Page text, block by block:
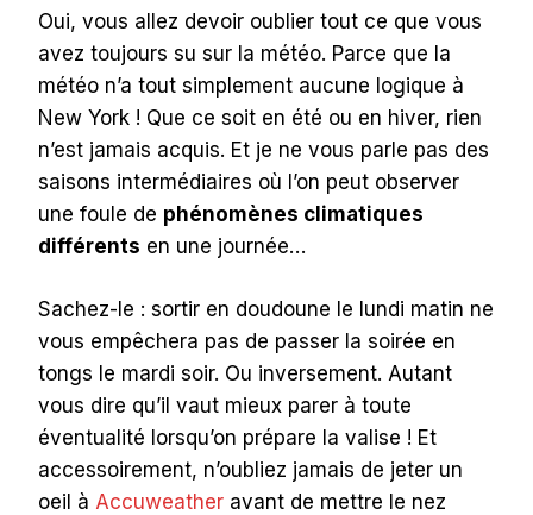
Oui, vous allez devoir oublier tout ce que vous
avez toujours su sur la météo. Parce que la
météo n’a tout simplement aucune logique à
New York ! Que ce soit en été ou en hiver, rien
n’est jamais acquis. Et je ne vous parle pas des
saisons intermédiaires où l’on peut observer
une foule de phénomènes climatiques
différents en une journée…
Sachez-le : sortir en doudoune le lundi matin ne
vous empêchera pas de passer la soirée en
tongs le mardi soir. Ou inversement. Autant
vous dire qu’il vaut mieux parer à toute
éventualité lorsqu’on prépare la valise ! Et
accessoirement, n’oubliez jamais de jeter un
oeil à Accuweather avant de mettre le nez